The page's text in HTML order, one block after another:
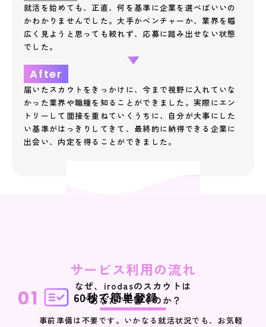
就活を始めても、正直、何を基準に企業を選べばいいの
かわかりませんでした。大手かベンチャーか、業界を幅
広く見ようと思っても絞れず、応募に踏み出せない状態
でした。
After
届いたスカウトをきっかけに、今まで視野に入れていな
かった業界や職種を知ることができました。実際にエン
トリーして面接を重ねていくうちに、自分が大事にした
い基準がはっきりしてきて、最終的に納得できる企業に
出会い、内定を得ることができました。
サービス利用の流れ
なぜ、irodasのスカウトは
”あなた”に響くのか？
01 60秒で簡単登録
事前準備は不要です。いかなる就活状況でも、お気軽